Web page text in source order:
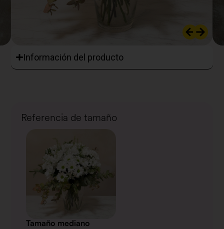
Información del producto
Referencia de tamaño
Tamaño mediano